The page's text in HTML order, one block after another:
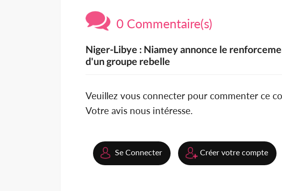
0 Commentaire(s)
Niger-Libye : Niamey annonce le
d'un groupe rebelle
Veuillez vous connecter pour commenter ce
Votre avis nous intéresse.
Se Connecter Créer votre compte